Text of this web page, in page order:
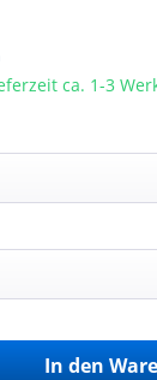
ca. 1-3
In den